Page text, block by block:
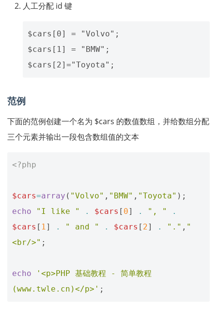
人工分配 id 键
$cars[0] = "Volvo";
$cars[1] = "BMW";
范例
下面的范例创建一个名为 $cars 的数值数组，并给数组分配
三个元素并输出一段包含数组值的文本
<?php
$cars=array ( "Volvo" , "BMW" , "Toyota" );
echo
"I like " . $cars [ 0] . ", "
.
$cars [ 1 ] . " and " . $cars [ 2] . "." , "
<br/>" ;
echo
'<p>PHP 基础教程 - 简单教程
(www.twle.cn)</p>' ;